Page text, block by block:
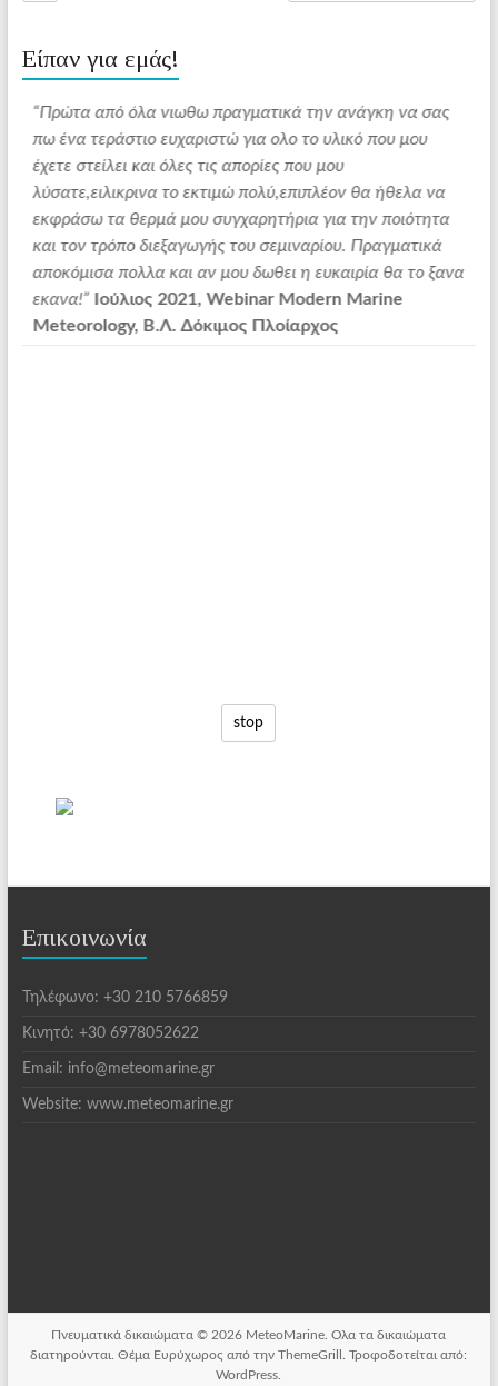
Είπαν για εμάς!
σας
να
ξανα
“Σε συνέχεια της Διάλεξης που παρακολουθήσαμε
σχετικά με το BVS , θα ήθελα να σας ευχαριστήσω για
Γνώση , την Εμπειρία και την Εξειδίκευση που μας
μοιράσατε απλόχερα.Ήμουν Σπουδαστής της ΑΕΝ
Ασπροπύργου, Μαθητής της κ. Βιώνη Πηνελόπης , η
οποία με δίδαξε πολλά και μου είχε πει επίσης τα
καλύτερα για το πρόσωπό σας .Σήμερα κατάλαβα και
τους λόγους στην πράξη.Σας ευχαριστώ από καρδιάς. Να
είστε πάντοτε καλά και ότι χρειαστώ στο πλοίο, θα λάβω
stop
Επικοινωνία
Τηλέφωνο: +30 210 5766859
Κινητό: +30 6978052622
Email: info@meteomarine.gr
Website: www.meteomarine.gr
Πνευματικά δικαιώματα © 2026 MeteoMarine . Ολα τα δικαιώματα
διατηρούνται. Θέμα Ευρύχωρος από την ThemeGrill. Τροφοδοτείται από:
WordPress